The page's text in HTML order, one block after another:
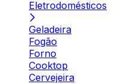
Eletrodomésticos
Geladeira
Fogão
Forno
Cooktop
Cervejeira